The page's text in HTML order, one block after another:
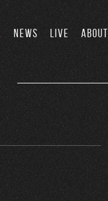
NEWS LIVE ABOUT